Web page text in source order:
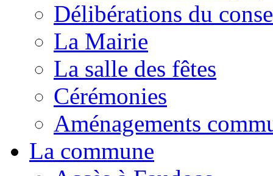
Délibérations du
La Mairie
La salle des fêtes
Cérémonies
Aménagements
La commune